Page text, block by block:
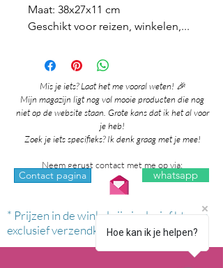
Maat: 38x27x11 cm
Geschikt voor reizen, winkelen,...
Mis je iets? Laat het me vooral weten! 🎉
Mijn magazijn ligt nog vol mooie producten die nog
niet op de website staan. Grote kans dat ik het al voor
je heb!
Zoek je iets specifieks? Ik denk graag met je mee!
Neem gerust contact met me op via:
Contact pagina whatsapp
* Prijzen in de winkel zijn inclusief btw en
exclusief verzendkosten.Hoe kan ik je helpen?